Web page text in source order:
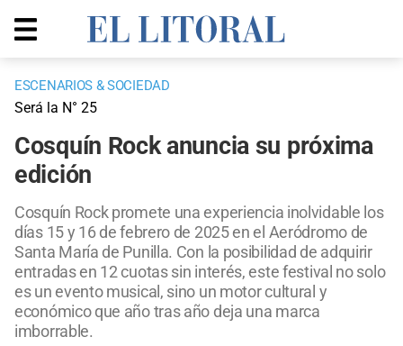
ESCENARIOS & SOCIEDAD
Será la N° 25
Cosquín Rock anuncia su próxima
edición
Cosquín Rock promete una experiencia inolvidable los
días 15 y 16 de febrero de 2025 en el Aeródromo de
Santa María de Punilla. Con la posibilidad de adquirir
entradas en 12 cuotas sin interés, este festival no solo
es un evento musical, sino un motor cultural y
económico que año tras año deja una marca
imborrable.